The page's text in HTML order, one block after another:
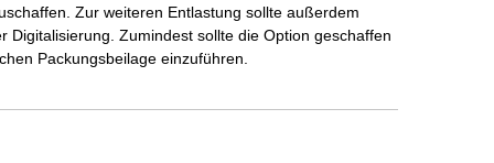
Zur weiteren Entlastung sollte außerdem
Zumindest sollte die Option geschaffen
Packungsbeilage einzuführen.